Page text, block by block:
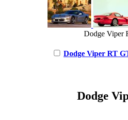
Dodge Viper
Dodge Viper RT
Dodge